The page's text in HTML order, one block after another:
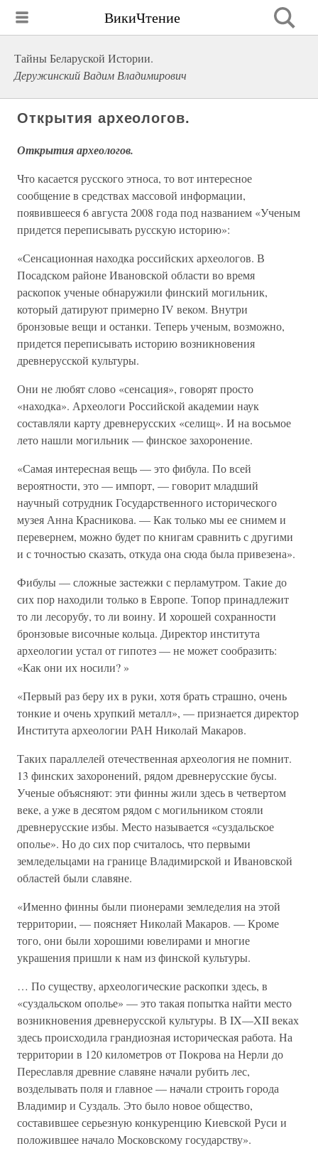
ВикиЧтение
Тайны Беларуской Истории.
Деружинский Вадим Владимирович
Открытия археологов.
Открытия археологов.
Что касается русского этноса, то вот интересное
сообщение в средствах массовой информации,
появившееся 6 августа 2008 года под названием «Ученым
придется переписывать русскую историю»:
«Сенсационная находка российских археологов. В
Посадском районе Ивановской области во время
раскопок ученые обнаружили финский могильник,
который датируют примерно IV веком. Внутри
бронзовые вещи и останки. Теперь ученым, возможно,
придется переписывать историю возникновения
древнерусской культуры.
Они не любят слово «сенсация», говорят просто
«находка». Археологи Российской академии наук
составляли карту древнерусских «селищ». И на восьмое
лето нашли могильник — финское захоронение.
«Самая интересная вещь — это фибула. По всей
вероятности, это — импорт, — говорит младший
научный сотрудник Государственного исторического
музея Анна Красникова. — Как только мы ее снимем и
перевернем, можно будет по книгам сравнить с другими
и с точностью сказать, откуда она сюда была привезена».
Фибулы — сложные застежки с перламутром. Такие до
сих пор находили только в Европе. Топор принадлежит
то ли лесорубу, то ли воину. И хорошей сохранности
бронзовые височные кольца. Директор института
археологии устал от гипотез — не может сообразить:
«Как они их носили? »
«Первый раз беру их в руки, хотя брать страшно, очень
тонкие и очень хрупкий металл», — признается директор
Института археологии РАН Николай Макаров.
Таких параллелей отечественная археология не помнит.
13 финских захоронений, рядом древнерусские бусы.
Ученые объясняют: эти финны жили здесь в четвертом
веке, а уже в десятом рядом с могильником стояли
древнерусские избы. Место называется «суздальское
ополье». Но до сих пор считалось, что первыми
земледельцами на границе Владимирской и Ивановской
областей были славяне.
«Именно финны были пионерами земледелия на этой
территории, — поясняет Николай Макаров. — Кроме
того, они были хорошими ювелирами и многие
украшения пришли к нам из финской культуры.
… По существу, археологические раскопки здесь, в
«суздальском ополье» — это такая попытка найти место
возникновения древнерусской культуры. В IX—XII веках
здесь происходила грандиозная историческая работа. На
территории в 120 километров от Покрова на Нерли до
Переславля древние славяне начали рубить лес,
возделывать поля и главное — начали строить города
Владимир и Суздаль. Это было новое общество,
составившее серьезную конкуренцию Киевской Руси и
положившее начало Московскому государству».